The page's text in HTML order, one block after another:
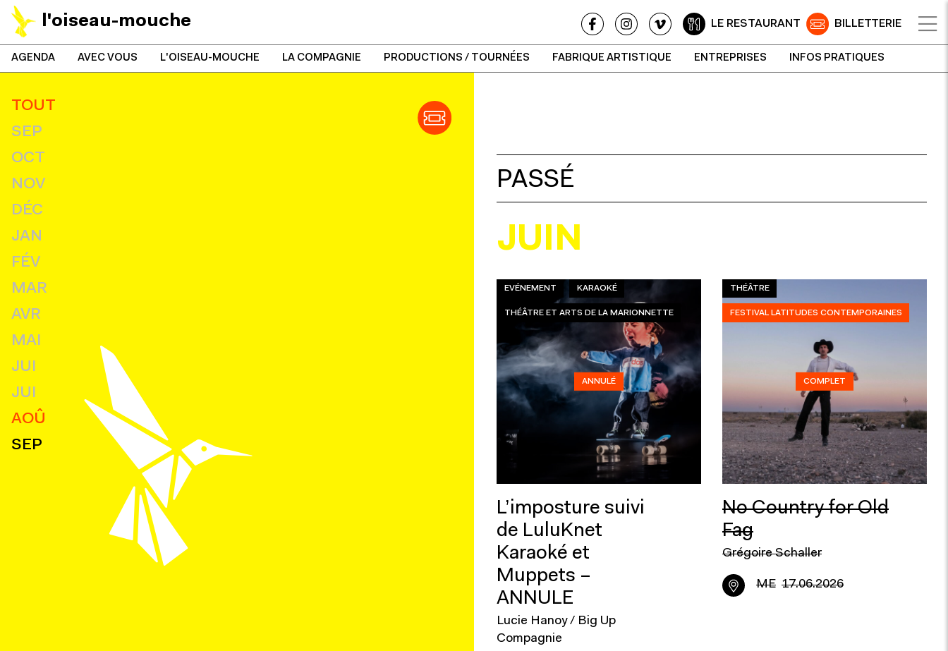
l'oiseau-mouche LE RESTAURANT BILLETTERIE
AGENDA AVEC VOUS L'OISEAU-MOUCHE LA COMPAGNIE PRODUCTIONS / TOURNÉES FABRIQUE ARTISTIQUE ENTREPRISES INFOS PRATIQUES
TOUT
SEP
OCT
NOV
DÉC
JAN
FÉV
MAR
AVR
MAI
JUI
JUI
AOÛ
SEP
PASSÉ
JUIN
ANNULÉ
EVÉNEMENT KARAOKÉ
THÉÂTRE ET ARTS DE LA MARIONNETTE
L’imposture suivi
de LuluKnet
Karaoké et
Muppets –
ANNULE
Lucie Hanoy / Big Up
Compagnie
COMPLET
THÉÂTRE
FESTIVAL LATITUDES CONTEMPORAINES
No Country for Old
Fag
Grégoire Schaller
ME 17.06.2026